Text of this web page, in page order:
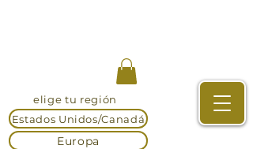
elige tu región
Estados Unidos/Canadá
Europa